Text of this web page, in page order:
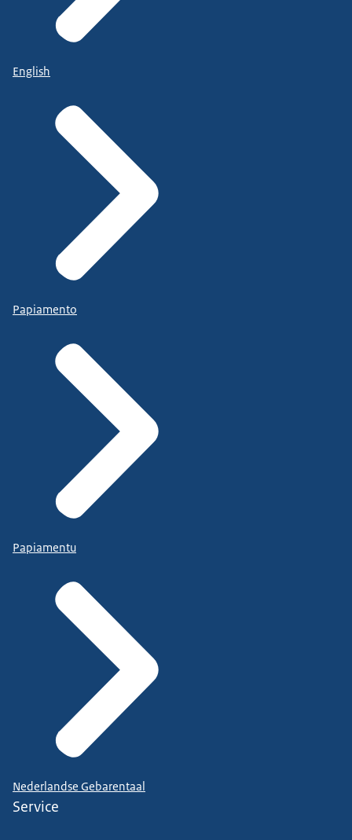
English
Papiamento
Papiamentu
Nederlandse Gebarentaal
Service